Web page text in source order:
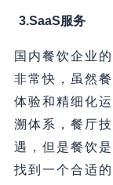
3.SaaS服务
国内餐饮企业
非常快，虽然
体验和精细化
溯体系，餐厅
遇，但是餐饮
找到一个合适